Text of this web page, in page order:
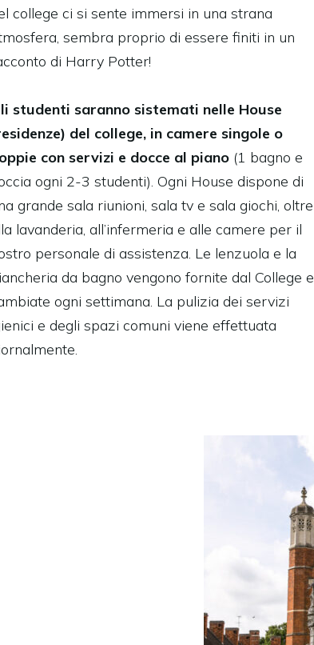
college ci si sente immersi in una strana
sembra proprio di essere finiti in un
di Harry Potter!
studenti saranno sistemati nelle House
del college, in camere singole o
con servizi e docce al piano (1 bagno e
ogni 2-3 studenti). Ogni House dispone di
grande sala riunioni, sala tv e sala giochi, oltre
lavanderia, all’infermeria e alle camere per il
personale di assistenza. Le lenzuola e la
da bagno vengono fornite dal College e
ogni settimana. La pulizia dei servizi
e degli spazi comuni viene effettuata